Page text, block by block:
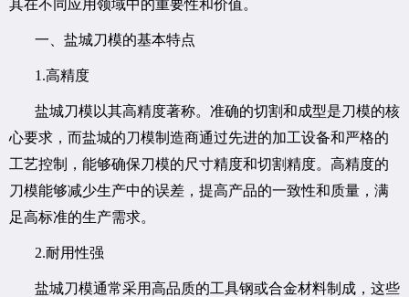
其在不同应用领域中的重要性和价值。
一、盐城刀模的基本特点
1.高精度
盐城刀模以其高精度著称。准确的切割和成型是刀模的核
心要求，而盐城的刀模制造商通过先进的加工设备和严格的
工艺控制，能够确保刀模的尺寸精度和切割精度。高精度的
刀模能够减少生产中的误差，提高产品的一致性和质量，满
足高标准的生产需求。
2.耐用性强
盐城刀模通常采用高品质的工具钢或合金材料制成，这些